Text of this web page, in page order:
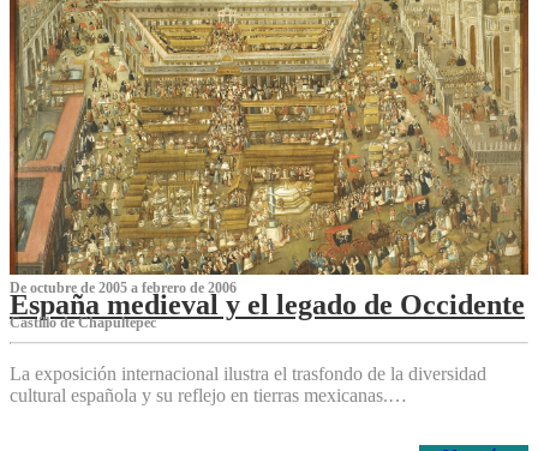
De octubre de 2005 a febrero de 2006
España medieval y el legado de Occidente
Castillo de Chapultepec
La exposición internacional ilustra el trasfondo de la diversidad
cultural española y su reflejo en tierras mexicanas.…